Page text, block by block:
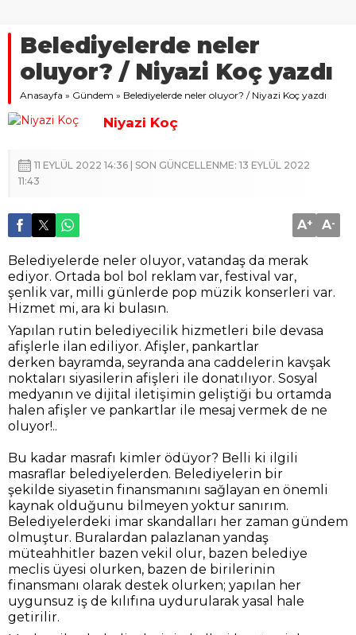
Belediyelerde neler
oluyor? / Niyazi Koç yazdı
Anasayfa » Gündem » Belediyelerde neler oluyor? / Niyazi Koç yazdı
Niyazi Koç
11 EYLÜL 2022 14:36 | SON GÜNCELLENME: 13 EYLÜL 2022
11:43
A+ A-
Belediyelerde neler oluyor, vatandaş da merak
ediyor. Ortada bol bol reklam var, festival var,
şenlik var, milli günlerde pop müzik konserleri var.
Hizmet mi, ara ki bulasın.
Yapılan rutin belediyecilik hizmetleri bile devasa
afişlerle ilan ediliyor. Afişler, pankartlar
derken bayramda, seyranda ana caddelerin kavşak
noktaları siyasilerin afişleri ile donatılıyor. Sosyal
medyanın ve dijital iletişimin geliştiği bu ortamda
halen afişler ve pankartlar ile mesaj vermek de ne
oluyor!..
Bu kadar masrafı kimler ödüyor? Belli ki ilgili
masraflar belediyelerden. Belediyelerin bir
şekilde siyasetin finansmanını sağlayan en önemli
kaynak olduğunu bilmeyen yoktur sanırım.
Belediyelerdeki imar skandalları her zaman gündem
olmuştur. Buralardan palazlanan yandaş
müteahhitler bazen vekil olur, bazen belediye
meclis üyesi olurken, bazen de birilerinin
finansmanı olarak destek olurken; yapılan her
uygunsuz iş de kılıfına uydurularak yasal hale
getirilir.